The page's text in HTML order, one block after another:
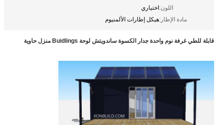
اللون:اختياري
مادة الإطار:هيكل إطارات الألمنيوم
قابلة للطي غرفة نوم واحدة جدار الكسوة ساندويتش لوحة Buidlings منزل حاوية